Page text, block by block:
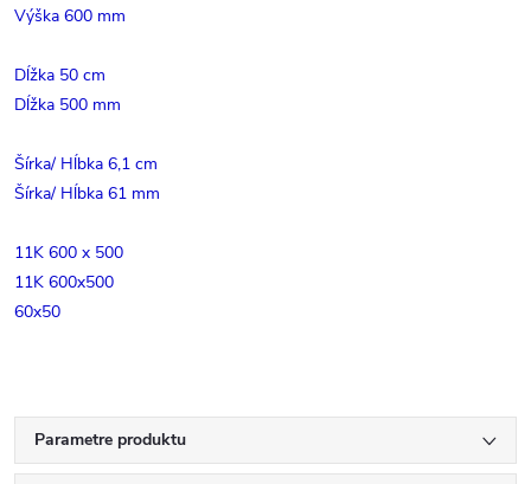
Výška 600 mm
Dĺžka 50 cm
Dĺžka 500 mm
Šírka/ Hĺbka 6,1 cm
Šírka/ Hĺbka 61 mm
11K 600 x 500
11K 600x500
60x50
Parametre produktu